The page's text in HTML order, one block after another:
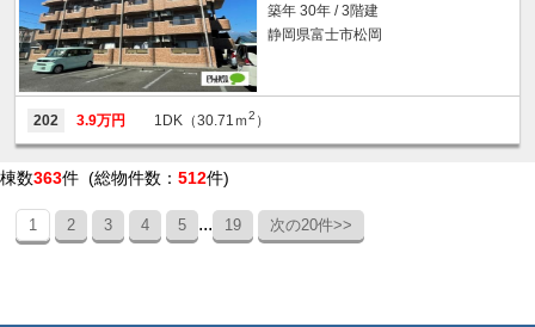
築年 30年 / 3階建
静岡県富士市松岡
202 3.9万円 1DK（30.71ｍ2 ）
棟数363件 (総物件数： 512件)
1 2 3 4 5 ... 19 次の20件>>